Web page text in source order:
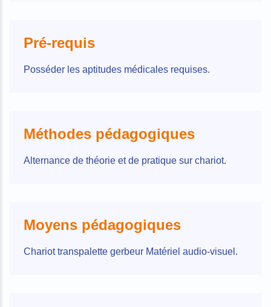
Pré-requis
Posséder les aptitudes médicales requises.
Méthodes pédagogiques
Alternance de théorie et de pratique sur chariot.
Moyens pédagogiques
Chariot transpalette gerbeur Matériel audio-visuel.